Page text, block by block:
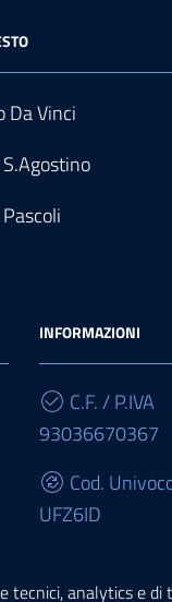
tecnici, analytics e di
Da Vinci
INFORMAZIONI
C.F. / P.IVA
93036670367
Cod.
UFZ6ID